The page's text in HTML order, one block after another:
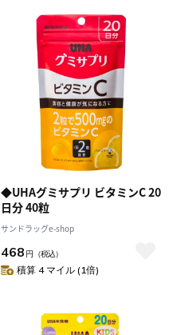
◆UHAグミサプリ ビタミンC 20
日分 40粒
サンドラッグe-shop
468 円 （税込）
積算 4 マイル (1倍)